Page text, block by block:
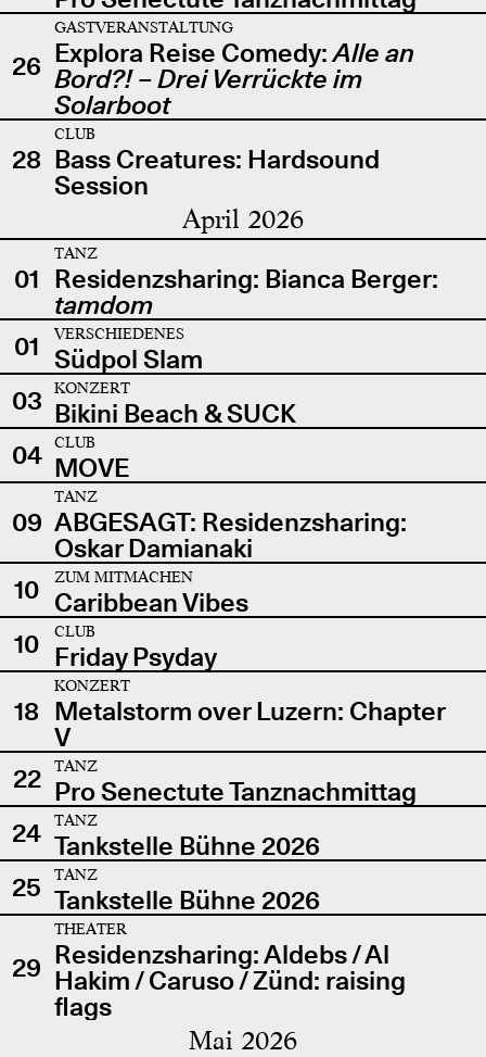
26
GASTVERANSTALTUNG
Explora Reise Comedy:Alle an
Bord?! – Drei Verrückte im
Solarboot
28
CLUB
Bass Creatures: Hardsound
Session
April 2026
01
TANZ
Residenzsharing: Bianca Berger:
tamdom
01
VERSCHIEDENES
Südpol Slam
03
KONZERT
Bikini Beach & SUCK
04
CLUB
MOVE
09
TANZ
ABGESAGT: Residenzsharing:
Oskar Damianaki
10
ZUM MITMACHEN
Caribbean Vibes
10
CLUB
Friday Psyday
18
KONZERT
Metalstorm over Luzern: Chapter
V
22
TANZ
Pro Senectute Tanznachmittag
24
TANZ
Tankstelle Bühne 2026
25
TANZ
Tankstelle Bühne 2026
29
THEATER
Residenzsharing: Aldebs / Al
Hakim / Caruso / Zünd: raising
flags
Mai 2026